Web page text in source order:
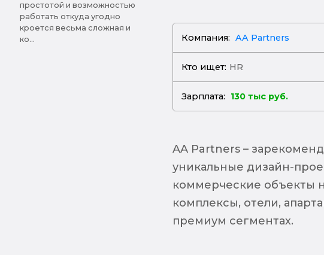
простотой и возможностью
работать откуда угодно
кроется весьма сложная и
ко...
Компания: AA Partners
Кто ищет: HR
Зарплата: 130 тыс руб.
AA Partners –
уникальные дизайн-
коммерческие объекты
комплексы, отели,
премиум сегментах.